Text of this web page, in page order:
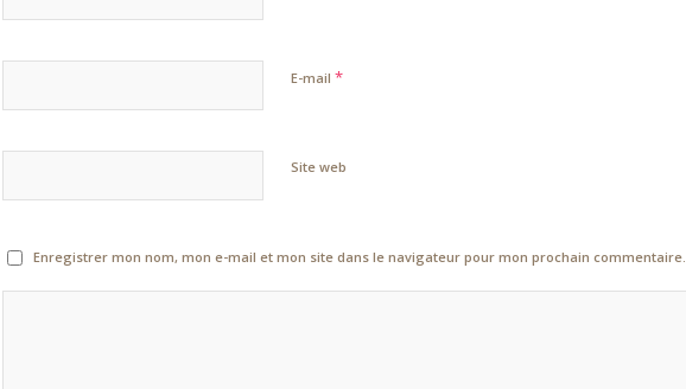
E-mail *
Site web
Enregistrer mon nom, mon e-mail et mon site dans le navigateur pour mon prochain commentaire.